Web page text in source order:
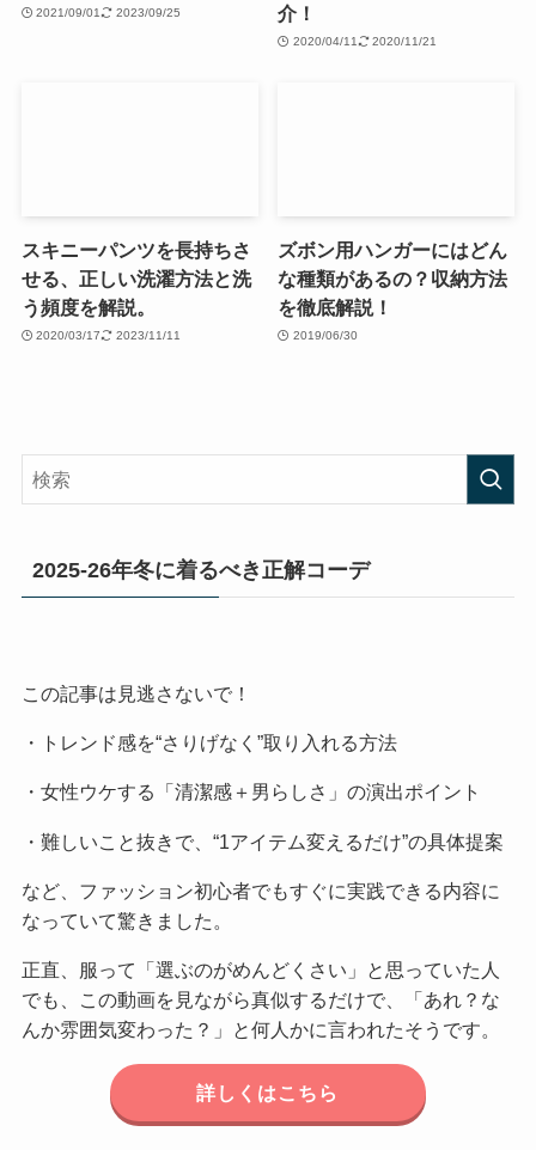
2021/09/01 2023/09/25
介！
2020/04/11 2020/11/21
スキニーパンツを長持ちさ
せる、正しい洗濯方法と洗
う頻度を解説。
2020/03/17 2023/11/11
ズボン用ハンガーにはどん
な種類があるの？収納方法
を徹底解説！
2019/06/30
2025-26年冬に着るべき正解コーデ
この記事は見逃さないで！
・トレンド感を“さりげなく”取り入れる方法
・女性ウケする「清潔感＋男らしさ」の演出ポイント
・難しいこと抜きで、“1アイテム変えるだけ”の具体提案
など、ファッション初心者でもすぐに実践できる内容に
なっていて驚きました。
正直、服って「選ぶのがめんどくさい」と思っていた人
でも、この動画を見ながら真似するだけで、「あれ？な
んか雰囲気変わった？」と何人かに言われたそうです。
詳しくはこちら